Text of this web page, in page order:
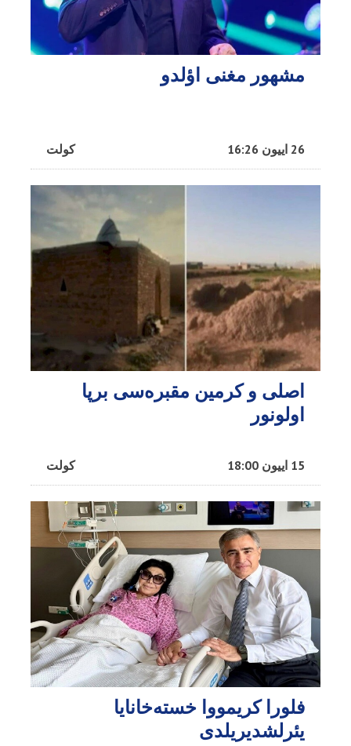
مشهور مغنی اؤلدو
کولت 26 اییون 16:26
اصلی و کرمین مقبره‌سی برپا
اولونور
کولت 15 اییون 18:00
فلورا کریمووا خسته‌خانایا
یئرلشدیریلدی